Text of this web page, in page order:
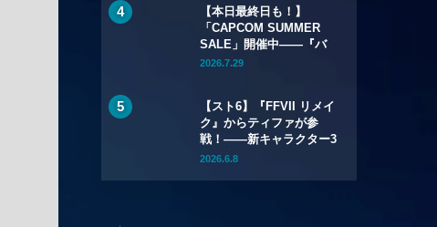
初セール
【本日最終日も！】
「CAPCOM SUMMER
SALE」開催中——『バ
イオハザード リメイク
ード レクイエム』も
20%OFFに
2026.7.29
【スト6】『FFVII リメイ
ク』からティファが参
戦！――新キャラクター3
名を含むYear 4のライン
2026.6.8